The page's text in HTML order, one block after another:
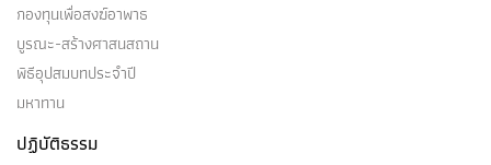
กองทุนเพื่อสงฆ์อาพาธ
บูรณะ-สร้างศาสนสถาน
พิธีอุปสมบทประจำปี
มหาทาน
ปฏิบัติธรรม